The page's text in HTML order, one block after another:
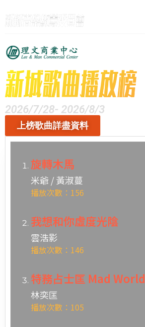
2026/7/28- 2026/8/3
上榜歌曲詳盡資料
旋轉木馬
米爺 / 黃淑蔓
播放次數：156
我想和你虛度光陰
雲浩影
播放次數：146
特務占士匡 Mad World
林奕匡
播放次數：105